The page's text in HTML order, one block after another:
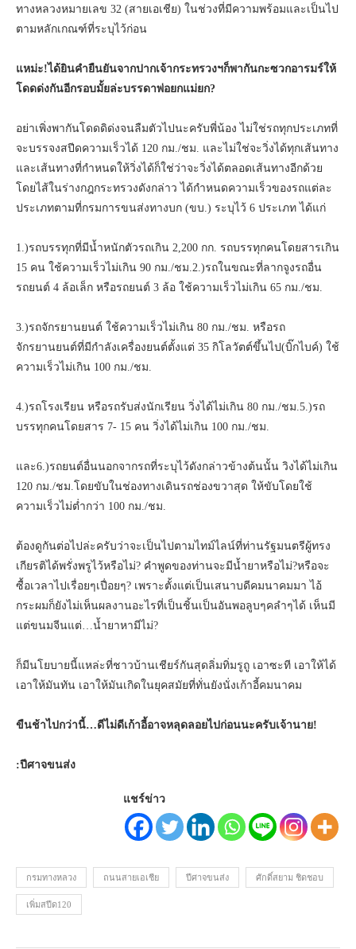
ทางหลวงหมายเลข 32 (สายเอเชีย) ในช่วงที่มีความพร้อมและเป็นไป
ตามหลักเกณฑ์ที่ระบุไว้ก่อน
แหม่ะ!ได้ยินคำยืนยันจากปากเจ้ากระทรวงฯก็พากันกะซวกอารมร์ให้
โดดด่งกันอีกรอบมั้ยล่ะบรรดาพ่อยกแม่ยก?
อย่าเพิ่งพากันโดดดิด่งจนลืมตัวไปนะครับพี่น้อง ไม่ใช่รถทุกประเภทที่
จะบรรจงสปีดความเร็วได้ 120 กม./ชม. และไม่ใช่จะวิ่งได้ทุกเส้นทาง
และเส้นทางที่กำหนดให้วิ่งได้ก็ใช่ว่าจะวิ่งได้ตลอดเส้นทางอีกด้วย
โดยไส้ในร่างกฎกระทรวงดังกล่าว ได้กำหนดความเร็วของรถแต่ละ
ประเภทตามที่กรมการขนส่งทางบก (ขบ.) ระบุไว้ 6 ประเภท ได้แก่
1.)รถบรรทุกที่มีน้ำหนักตัวรถเกิน 2,200 กก. รถบรรทุกคนโดยสารเกิน
15 คน ใช้ความเร็วไม่เกิน 90 กม./ชม.2.)รถในขณะที่ลากจูงรถอื่น
รถยนต์ 4 ล้อเล็ก หรือรถยนต์ 3 ล้อ ใช้ความเร็วไม่เกิน 65 กม./ชม.
3.)รถจักรยานยนต์ ใช้ความเร็วไม่เกิน 80 กม./ชม. หรือรถ
จักรยานยนต์ที่มีกำลังเครื่องยนต์ตั้งแต่ 35 กิโลวัตต์ขึ้นไป(บิ๊กไบค์) ใช้
ความเร็วไม่เกิน 100 กม./ชม.
4.)รถโรงเรียน หรือรถรับส่งนักเรียน วิ่งได้ไม่เกิน 80 กม./ชม.5.)รถ
บรรทุกคนโดยสาร 7- 15 คน วิ่งได้ไม่เกิน 100 กม./ชม.
และ6.)รถยนต์อื่นนอกจากรถที่ระบุไว้ดังกล่าวข้างต้นนั้น วิงได้ไม่เกิน
120 กม./ชม.โดยขับในช่องทางเดินรถช่องขวาสุด ให้ขับโดยใช้
ความเร็วไม่ต่ำกว่า 100 กม./ชม.
ต้องดูกันต่อไปล่ะครับว่าจะเป็นไปตามไทม์ไลน์ที่ท่านรัฐมนตรีผู้ทรง
เกียรติได้พรั่งพรูไว้หรือไม่? คำพูดของท่านจะมีน้ำยาหรือไม่?หรือจะ
ซื้อเวลาไปเรื่อยๆเปื่อยๆ? เพราะตั้งแต่เป็นเสนาบดีคมนาคมมา ไอ้
กระผมก็ยังไม่เห็นผลงานอะไรที่เป็นชิ้นเป็นอันพอลูบๆคลำๆได้ เห็นมี
แต่ขนมจีนแต่…น้ำยาหามีไม่?
ก็มีนโยบายนี้แหล่ะที่ชาวบ้านเชียร์กันสุดลิ่มทิ่มรูถู เอาซะที เอาให้ได้
เอาให้มันทัน เอาให้มันเกิดในยุคสมัยที่ทั่นยังนั่งเก้าอี้คมนาคม
ขืนช้าไปกว่านี้…ดีไม่ดีเก้าอี้อาจหลุดลอยไปก่อนนะครับเจ้านาย!
:ปีศาจขนส่ง
แชร์ข่าว
กรมทางหลวง ถนนสายเอเชีย ปีศาจขนส่ง ศักดิ์สยาม ชิดชอบ
เพิ่มสปีด120